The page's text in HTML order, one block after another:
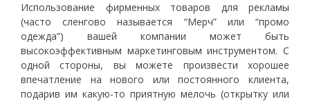
Использование фирменных товаров для рекламы
(часто сленгово называется “Мерч” или “промо
одежда”) вашей компании может быть
высокоэффективным маркетинговым инструментом. С
одной стороны, вы можете произвести хорошее
впечатление на нового или постоянного клиента,
подарив им какую-то приятную мелочь (открытку или